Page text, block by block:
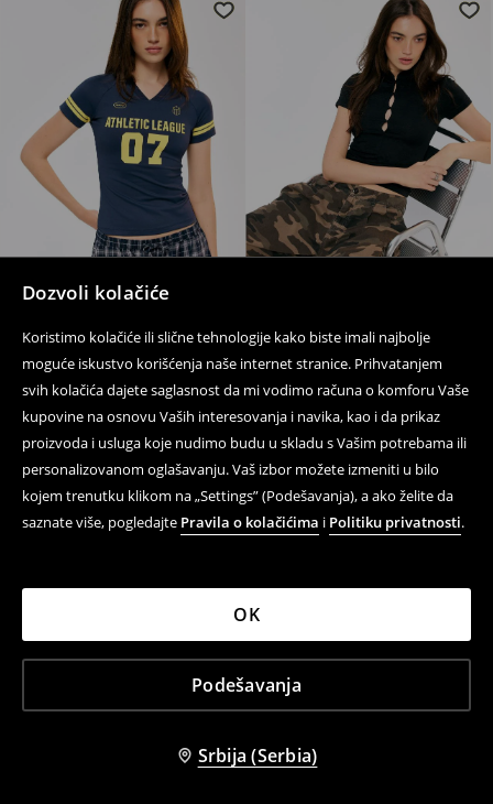
Dozvoli kolačiće
Koristimo kolačiće ili slične tehnologije kako biste imali najbolje
moguće iskustvo korišćenja naše internet stranice. Prihvatanjem
svih kolačića dajete saglasnost da mi vodimo računa o komforu Vaše
kupovine na osnovu Vaših interesovanja i navika, kao i da prikaz
proizvoda i usluga koje nudimo budu u skladu s Vašim potrebama ili
personalizovanom oglašavanju. Vaš izbor možete izmeniti u bilo
kojem trenutku klikom na „Settings” (Podešavanja), a ako želite da
saznate više, pogledajte Pravila o kolačićima i Politiku privatnosti.
Podešavanja
OK
Srbija (Serbia)
Majica sa printom Bluza sa kratkim rukavima